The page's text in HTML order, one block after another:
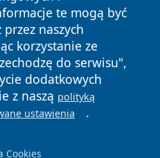
te mogą być
naszych
korzystanie ze
do serwisu",
dodatkowych
z naszą polityką
ustawienia .
Cookies
Polityka
Cookies